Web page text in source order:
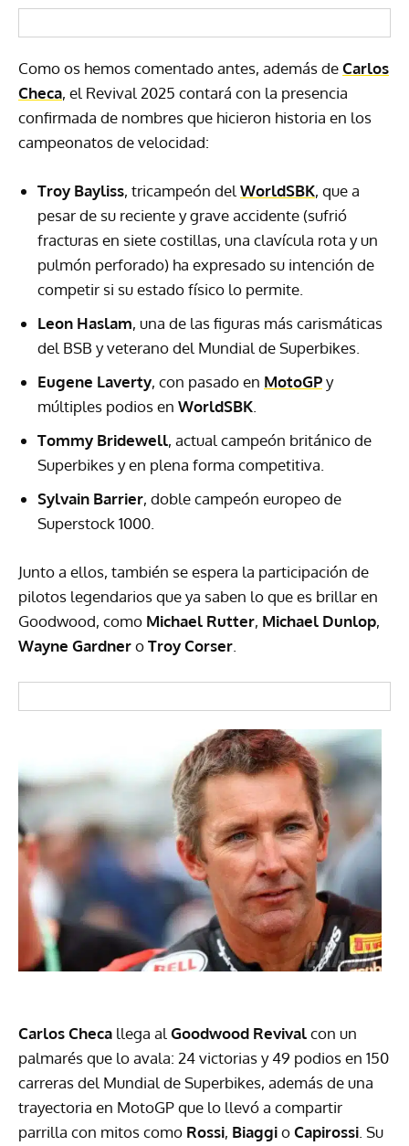
Como os hemos comentado antes, además deCarlos
Checa, el Revival 2025 contará con la presencia
confirmada de nombres que hicieron historia en los
campeonatos de velocidad:
Troy Bayliss, tricampeón del WorldSBK, que a
pesar de su reciente y grave accidente (sufrió
fracturas en siete costillas, una clavícula rota y un
pulmón perforado) ha expresado su intención de
competir si su estado físico lo permite.
Leon Haslam, una de las figuras más carismáticas
del BSB y veterano del Mundial de Superbikes.
Eugene Laverty, con pasado en MotoGPy
múltiples podios en WorldSBK
Tommy Bridewell, actual campeón británico de
Superbikes y en plena forma competitiva.
Sylvain Barrier, doble campeón europeo de
Superstock 1000.
Junto a ellos, también se espera la participación de
pilotos legendarios que ya saben lo que es brillar en
Goodwood, como Michael Rutter, Michael Dunlop,
Wayne GardneroTroy Corser
Carlos Checa llega al Goodwood Revivalcon un
palmarés que lo avala: 24 victorias y 49 podios en 150
carreras del Mundial de Superbikes, además de una
trayectoria en MotoGP que lo llevó a compartir
parrilla con mitos como Rossi, BiaggioCapirossi . Su